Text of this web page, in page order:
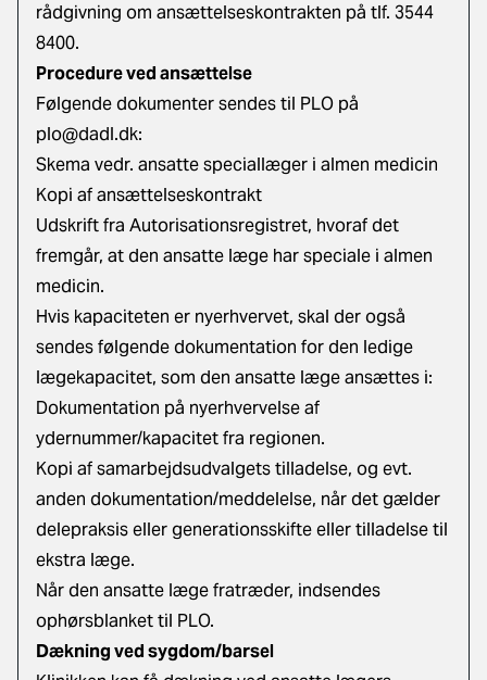
rådgivning om ansættelseskontrakten på tlf. 3544
8400.
Procedure ved ansættelse
Følgende dokumenter sendes til PLO på
plo@dadl.dk:
Skema vedr. ansatte speciallæger i almen medicin
Kopi af ansættelseskontrakt
Udskrift fra Autorisationsregistret, hvoraf det
fremgår, at den ansatte læge har speciale i almen
medicin.
Hvis kapaciteten er nyerhvervet, skal der også
sendes følgende dokumentation for den ledige
lægekapacitet, som den ansatte læge ansættes i:
Dokumentation på nyerhvervelse af
ydernummer/kapacitet fra regionen.
Kopi af samarbejdsudvalgets tilladelse, og evt.
anden dokumentation/meddelelse, når det gælder
delepraksis eller generationsskifte eller tilladelse til
ekstra læge.
Når den ansatte læge fratræder, indsendes
ophørsblankettil PLO.
Dækning ved sygdom/barsel